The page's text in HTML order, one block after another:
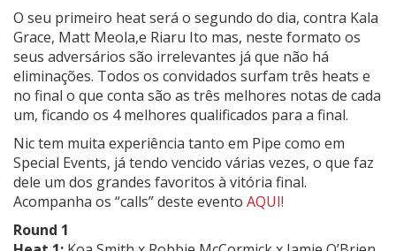
O seu primeiro heat será o segundo do dia, contra Kala
Grace, Matt Meola,e Riaru Ito mas, neste formato os
seus adversários são irrelevantes já que não há
eliminações. Todos os convidados surfam três heats e
no final o que conta são as três melhores notas de cada
um, ficando os 4 melhores qualificados para a final.
Nic tem muita experiência tanto em Pipe como em
Special Events, já tendo vencido várias vezes, o que faz
dele um dos grandes favoritos à vitória final.
Acompanha os “calls” deste evento AQUI!
Round 1